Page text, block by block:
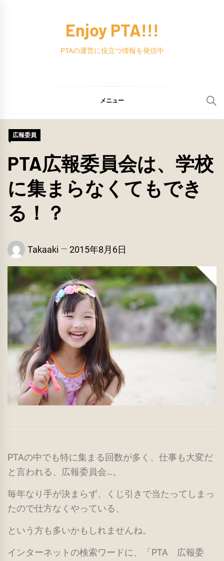
Enjoy PTA!!!
PTAの運営に役立つ情報を発信中
メニュー
広報委員
PTA広報委員会は、学校
に集まらなくてもでき
る！？
Takaaki 2015年8月6日
PTAの中でも特に集まる回数が多く、仕事も大変だ
と言われる、広報委員会…。
毎年なり手が決まらず、くじ引きで当たってしまっ
たので仕方なくやっている、
という方も多いかもしれませんね。
インターネットの検索ワードに、「PTA 広報委